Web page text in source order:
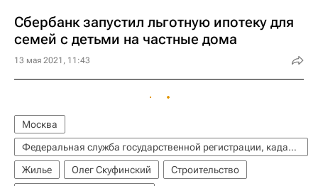
Сбербанк запустил льготную ипотеку для
семей с детьми на частные дома
13 мая 2021, 11:43
Москва
Федеральная служба государственной регистрации, кадастра и картографии (Росреестр)
Жилье
Олег Скуфинский
Строительство